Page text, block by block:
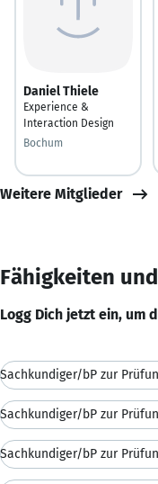
Daniel Thiele
Experience &
Interaction Design
Bochum
Weitere Mitglieder
Fähigkeiten
Logg Dich jetzt ein, um
Sachkundiger/bP zur
Sachkundiger/bP zur